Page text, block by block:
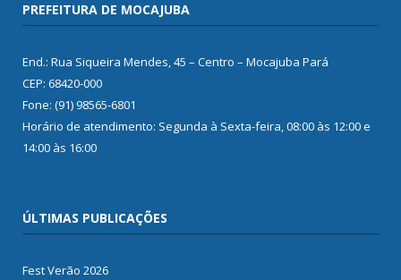
PREFEITURA DE MOCAJUBA
End.: Rua Siqueira Mendes, 45 – Centro – Mocajuba Pará
CEP: 68420-000
Fone: (91) 98565-6801
Horário de atendimento: Segunda à Sexta-feira, 08:00 às 12:00 e
14:00 às 16:00
ÚLTIMAS PUBLICAÇÕES
Fest Verão 2026